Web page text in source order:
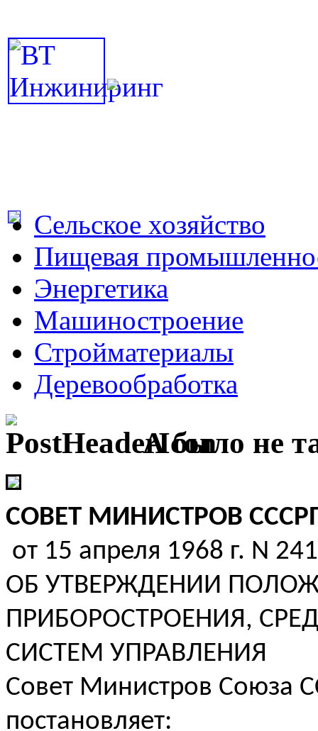
Сельское хозяйство
Пищевая
Энергетика
Машиностроение
Стройматериалы
Деревообработка
А было не
СОВЕТ МИНИСТРОВ СССР
от 15 апреля 1968 г. N 241
ОБ УТВЕРЖДЕНИИ
ПРИБОРОСТРОЕНИЯ,
СИСТЕМ УПРАВЛЕНИЯ
Совет Министров Союза
постановляет: